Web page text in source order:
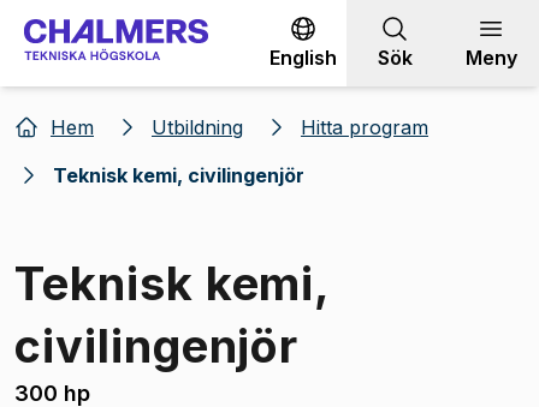
Gå till innehållet
English Sök Meny
Hem Utbildning
Hitta program
Teknisk kemi, civilingenjör
Teknisk kemi,
civilingenjör
300 hp